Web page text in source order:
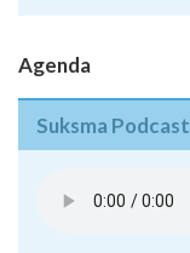
Agenda
Suksma Podcast